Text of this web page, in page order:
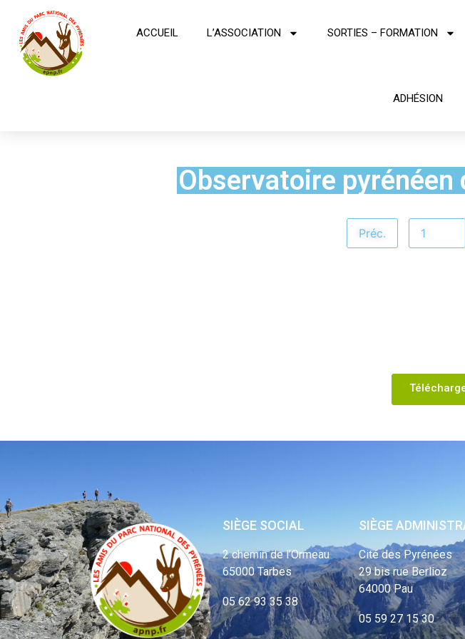
ACCUEIL L’ASSOCIATION SORTIES – FORMATION
ADHÉSION
Observatoire
Préc.
SIÈGE SOCIAL
2 chemin de l’Ormeau
65000 Tarbes
05 62 93 35 38
SIÈGE
Cité des Pyrénées
29 bis rue Berlioz
64000 Pau
05 59 27 15 30